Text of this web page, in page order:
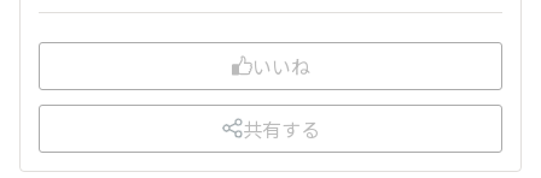
いいね
共有する